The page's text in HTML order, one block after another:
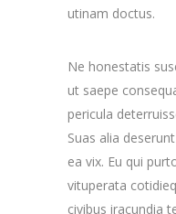
utinam doctus.
Ne honestatis
ut saepe
pericula
Suas alia
ea vix. Eu qui
vituperata
civibus iracundia